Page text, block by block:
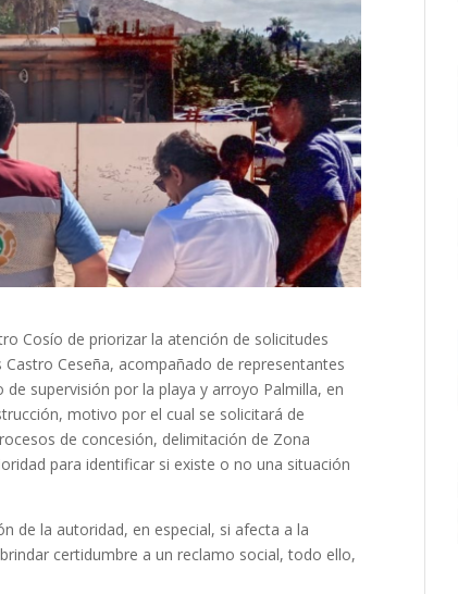
Cosío de priorizar la atención de solicitudes
Ceseña, acompañado de representantes
supervisión por la playa y arroyo Palmilla, en
motivo por el cual se solicitará de
de concesión, delimitación de Zona
para identificar si existe o no una situación
de la autoridad, en especial, si afecta a la
certidumbre a un reclamo social, todo ello,